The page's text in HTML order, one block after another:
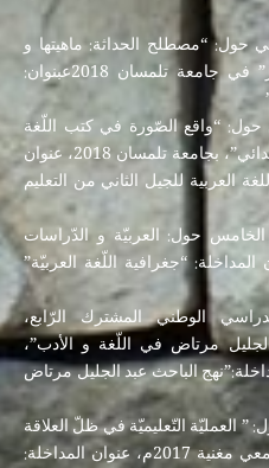
حول: “مصطلح الحداثة: ماهيتها و
تجلياتها في الأدب العربيّ المعاصر” في جامعة تلمسان 2018عبنوان:
“واقع الصّورة في كتب اللّغة
العربيّة للجيل الثاني من التّعليم الابتدائي”، بجامعة تلمسان 2018، عنوان
العربية للجيل الثاني من التعليم
حول: العربيّة و الدّراسات
2017، عنوان المداخلة: “جغرافية اللّغة العربيّة”
الوطني المشترك الرّابع،
مرتاض في اللّغة و الأدب”،
عنوان المداخلة:”نهج الباحث عبد الجليل مرتاض
العمليّة التّعليميّة في ظلّ العلاقة
بين المعلّم و المتعلّم” بالمركز الجامعي مغنية 2017م، عنوان المداخلة: